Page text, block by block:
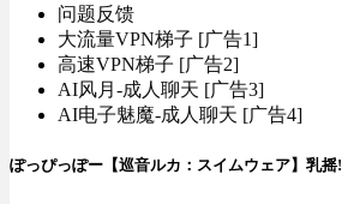
问题反馈
大流量VPN梯子 [广告1]
高速VPN梯子 [广告2]
AI风月-成人聊天 [广告3]
AI电子魅魔-成人聊天 [广告4]
ぽっぴっぽー【巡音ルカ：スイムウェア】乳摇!